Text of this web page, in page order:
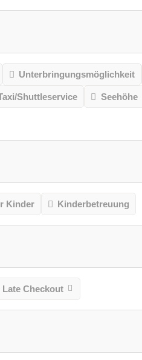
Unterbringungsmöglichkeit
Shuttleservice Seehöhe
Kinder Kinderbetreuung
Late Checkout